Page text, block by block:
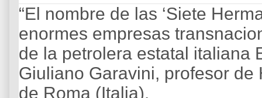
“El nombre de las ‘Siete
enormes empresas
de la petrolera estatal italiana
Giuliano Garavini, profesor
de Roma (Italia).